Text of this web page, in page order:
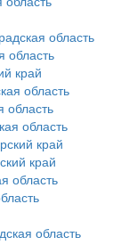
область
область
край
область
область
область
край
край
область
область